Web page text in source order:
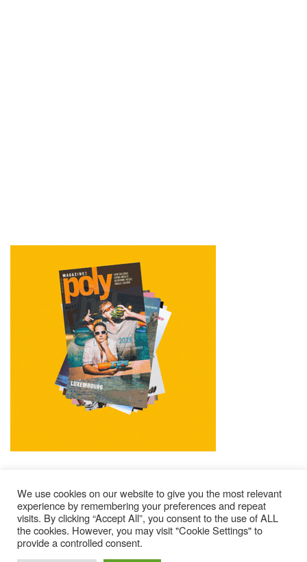
Mentions Légales Contacts
Où Trouver Poly ?
Lire Les Anciens N°
S’abonner À Poly
We use cookies on our website to give you the most relevant
experience by remembering your preferences and repeat
visits. By clicking “Accept All”, you consent to the use of ALL
the cookies. However, you may visit "Cookie Settings" to
provide a controlled consent.